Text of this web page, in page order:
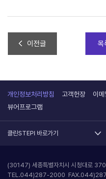
이전글 목
과학기술정책연구원 3차 전문
개인정보처리방침 고객헌장 이
뷰어프로그램
클린STEPI 바로가기
(30147) 세종특별자치시 시청대로
TEL.044)287-2000